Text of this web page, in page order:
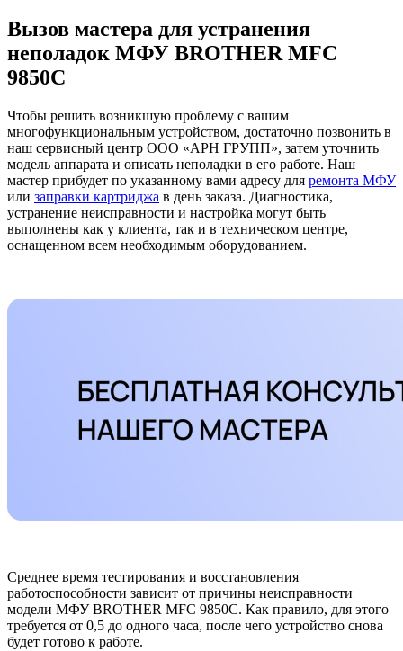
Вызов мастера для устранения
неполадок МФУ BROTHER MFC
9850C
Чтобы решить возникшую проблему с вашим
многофункциональным устройством, достаточно позвонить в
наш сервисный центр ООО «АРН ГРУПП», затем уточнить
модель аппарата и описать неполадки в его работе. Наш
мастер прибудет по указанному вами адресу для ремонта МФУ
или заправки картриджа в день заказа. Диагностика,
устранение неисправности и настройка могут быть
выполнены как у клиента, так и в техническом центре,
оснащенном всем необходимым оборудованием.
Среднее время тестирования и восстановления
работоспособности зависит от причины неисправности
модели МФУ BROTHER MFC 9850C. Как правило, для этого
требуется от 0,5 до одного часа, после чего устройство снова
будет готово к работе.